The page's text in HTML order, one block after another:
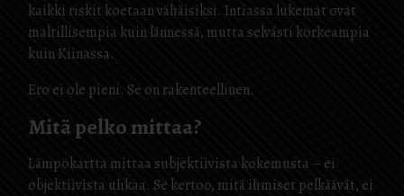
kaikki riskit koetaan vähäisiksi. Intiassa lukemat ovat
maltillisempia kuin lännessä, mutta selvästi korkeampia
kuin Kiinassa.
Ero ei ole pieni. Se on rakenteellinen.
Mitä pelko mittaa?
Lämpökartta mittaa subjektiivista kokemusta – ei
objektiivista uhkaa. Se kertoo, mitä ihmiset pelkäävät, ei